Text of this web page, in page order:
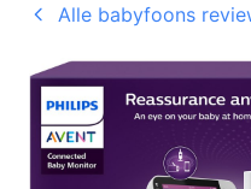
Alle babyfoons